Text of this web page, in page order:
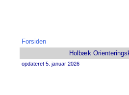
Forsiden
Holbæk
opdateret 5. januar 2026